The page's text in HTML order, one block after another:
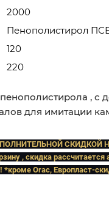
2000
Пенополистирол
120
220
, с
для имитации
СКИДКОЙ
, скидка рассчитается
Orac, Европласт-